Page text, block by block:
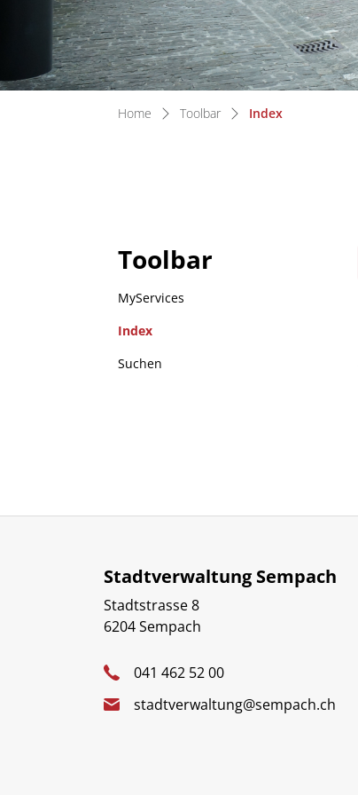
Home Toolbar Index(ausgewählt)
Toolbar
MyServices
Index
(ausgewählt)
Suchen
Stadtverwaltung Sempach
Stadtstrasse 8
6204 Sempach
041 462 52 00
stadtverwaltung@sempach.ch